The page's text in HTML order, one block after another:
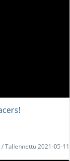
Tallennettu 2021-05-11